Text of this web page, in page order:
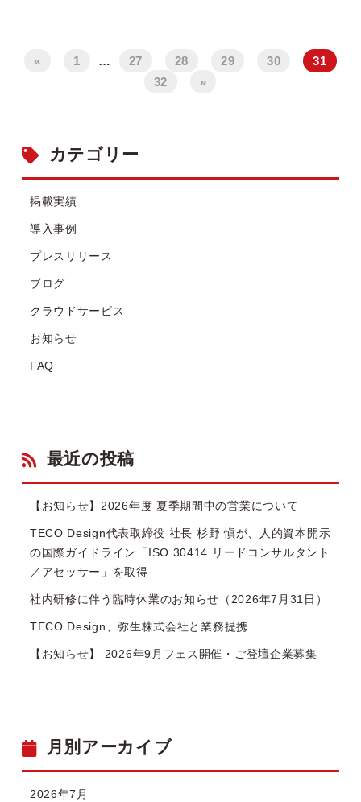
« 1 … 27 28 29 30
31
32
»
カテゴリー
掲載実績
導入事例
プレスリリース
ブログ
クラウドサービス
お知らせ
FAQ
最近の投稿
【お知らせ】2026年度 夏季期間中の営業について
TECO Design代表取締役 社長 杉野 愼が、人的資本開示
の国際ガイドライン「ISO 30414 リードコンサルタント
／アセッサー」を取得
社内研修に伴う臨時休業のお知らせ（2026年7月31日）
TECO Design、弥生株式会社と業務提携
【お知らせ】 2026年9月フェス開催・ご登壇企業募集
月別アーカイブ
2026年7月